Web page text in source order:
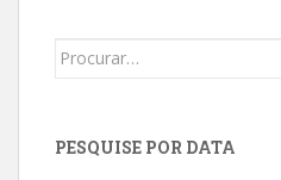
Search
PESQUISE POR DATA